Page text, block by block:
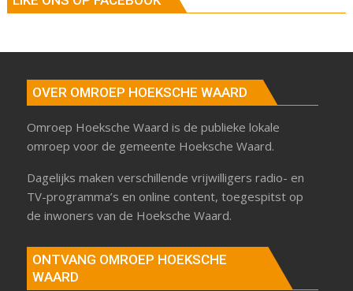
OVER OMROEP HOEKSCHE WAARD
Omroep Hoeksche Waard is de publieke lokale
omroep voor de gemeente Hoeksche Waard.
Dagelijks maken verschillende vrijwilligers radio- en
TV-programma’s en online content, toegespitst op
de inwoners van de Hoeksche Waard.
ONTVANG OMROEP HOEKSCHE
WAARD